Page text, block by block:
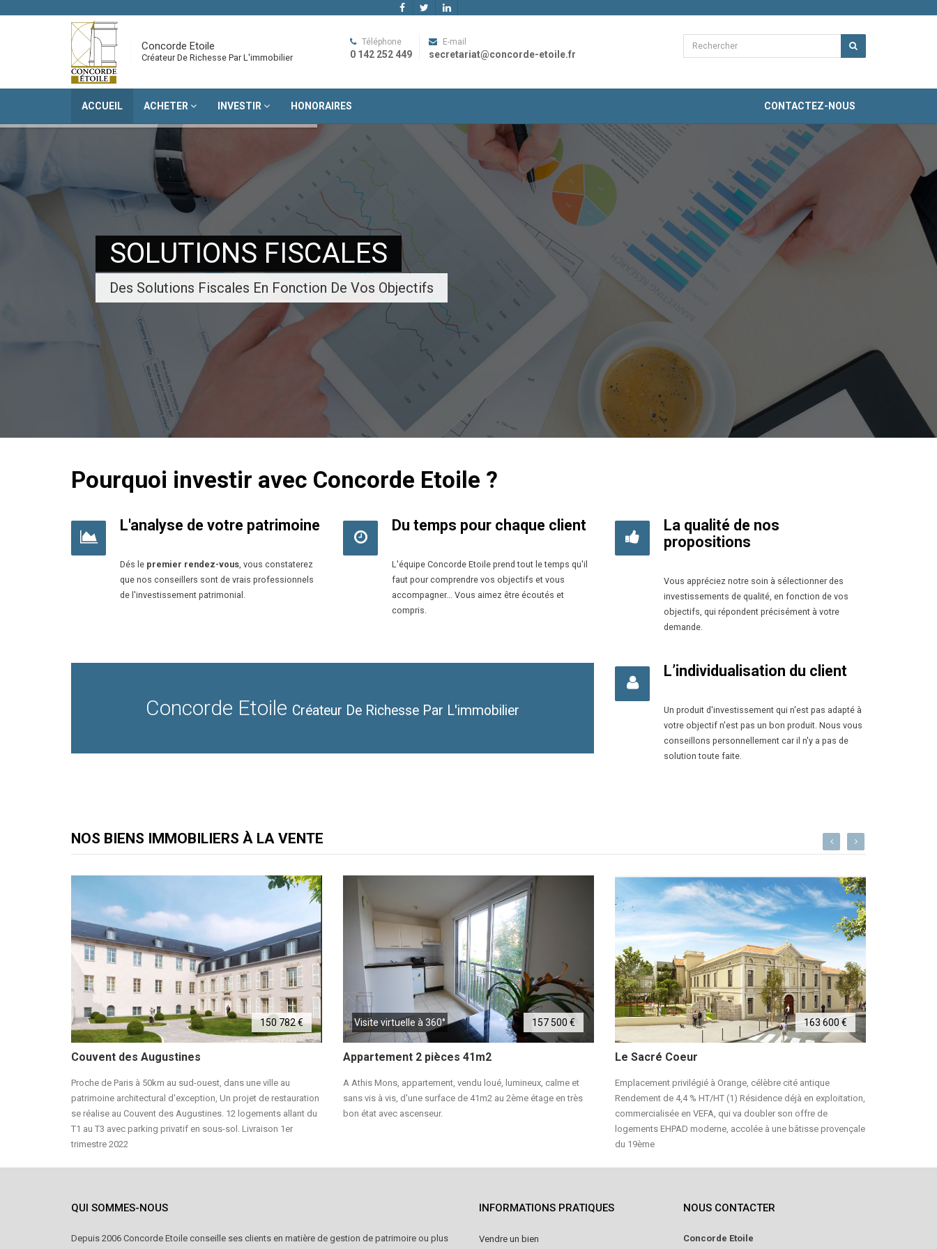
Concorde Etoile
Créateur De Richesse Par L'immobilier
Téléphone
0 142 252 449
E-mail
secretariat@concorde-etoile.fr
ACCUEIL ACHETER INVESTIR HONORAIRES CONTACTEZ-NOUS
SOLUTIONS FISCALES
Des Solutions Fiscales En Fonction De Vos Objectifs
Pourquoi investir avec Concorde Etoile ?
L'analyse de votre patrimoine
Dés le premier rendez-vous, vous constaterez
que nos conseillers sont de vrais professionnels
de l'investissement patrimonial.
Du temps pour chaque client
L'équipe Concorde Etoile prend tout le temps qu'il
faut pour comprendre vos objectifs et vous
accompagner... Vous aimez être écoutés et
compris.
La qualité de nos
propositions
Vous appréciez notre soin à sélectionner des
investissements de qualité, en fonction de vos
objectifs, qui répondent précisément à votre
demande.
Concorde Etoile Créateur De Richesse Par L'immobilier
L’individualisation du client
Un produit d'investissement qui n'est pas adapté à
votre objectif n'est pas un bon produit. Nous vous
conseillons personnellement car il n'y a pas de
solution toute faite.
NOS BIENS IMMOBILIERS À LA VENTE
150 782 €
Couvent des Augustines
Proche de Paris à 50km au sud-ouest, dans une ville au
patrimoine architectural d'exception, Un projet de restauration
se réalise au Couvent des Augustines. 12 logements allant du
T1 au T3 avec parking privatif en sous-sol. Livraison 1er
trimestre 2022
Visite virtuelle à 360° 157 500 €
Appartement 2 pièces 41m2
A Athis Mons, appartement, vendu loué, lumineux, calme et
sans vis à vis, d'une surface de 41m2 au 2ème étage en très
bon état avec ascenseur.
163 600 €
Le Sacré Coeur
Emplacement privilégié à Orange, célèbre cité antique
Rendement de 4,4 % HT/HT (1) Résidence déjà en exploitation,
commercialisée en VEFA, qui va doubler son offre de
logements EHPAD moderne, accolée à une bâtisse provençale
du 19ème
QUI SOMMES-NOUS
Depuis 2006 Concorde Etoile conseille ses clients en matière de gestion de patrimoire ou plus
INFORMATIONS PRATIQUES
Vendre un bien
NOUS CONTACTER
Concorde Etoile